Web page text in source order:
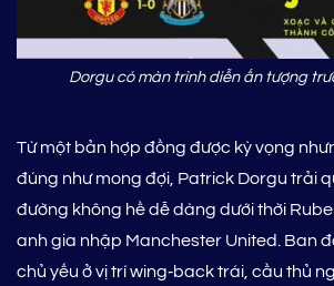
Dorgu có màn trình diễn ấn tượng
Từ một bản hợp đồng được kỳ vọng
đúng như mong đợi, Patrick Dorgu trải
đường không hề dễ dàng dưới thời
anh gia nhập Manchester United. Ban
chủ yếu ở vị trí wing‑back trái, cầu thủ